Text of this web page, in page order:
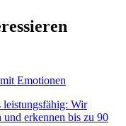
Emotionen
leistungsfähig: Wir
erkennen bis zu 90